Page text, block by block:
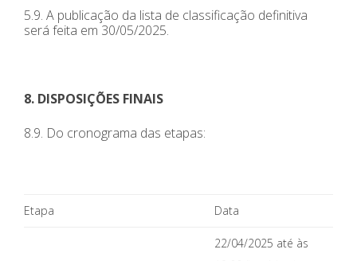
5.9. A publicação da lista de classificação definitiva
será feita em 30/05/2025.
8. DISPOSIÇÕES FINAIS
8.9. Do cronograma das etapas:
Etapa Data
22/04/2025 até às